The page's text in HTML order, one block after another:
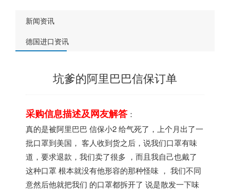
新闻资讯
德国进口资讯
坑爹的阿里巴巴信保订单
采购信息描述及网友解答：
真的是被阿里巴巴 信保小2 给气死了，上个月出了一
批口罩到美国， 客人收到货之后，说我们口罩有味
道，要求退款，我们卖了很多 ，而且我自己也戴了
这种口罩 根本就没有他形容的那种怪味 ， 我们不同
意然后他就把我们 的口罩都拆开了 说是散发一下味